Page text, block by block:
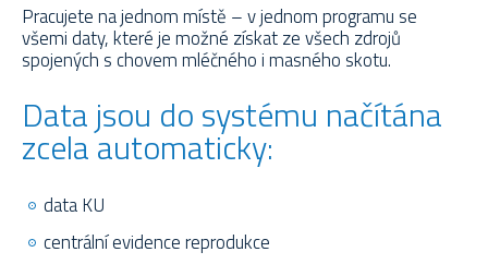
Pracujete na jednom místě – v jednom programu se
všemi daty, které je možné získat ze všech zdrojů
spojených s chovem mléčného i masného skotu.
Data jsou do systému načítána
zcela automaticky:
data KU
centrální evidence reprodukce